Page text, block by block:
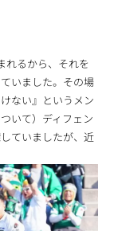
れるから、それを
いました。その場
ない』というメン
いて）ディフェン
ていましたが、近